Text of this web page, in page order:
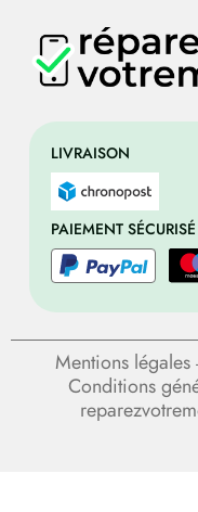
LIVRAISON
PAIEMENT SÉCURISÉ
Mentions légales -
Conditions